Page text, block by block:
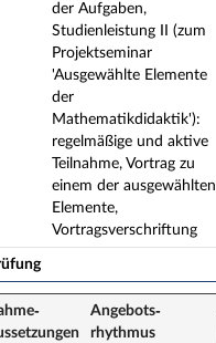
der Aufgaben,
Studienleistung II (zum
Projektseminar
'Ausgewählte Elemente
der
Mathematikdidaktik'):
regelmäßige und aktive
Teilnahme, Vortrag zu
einem der ausgewählten
Elemente,
Vortragsverschriftung
Angebots­
rhythmus